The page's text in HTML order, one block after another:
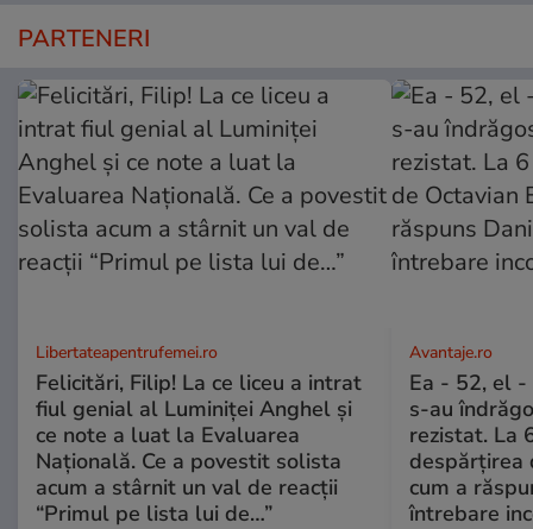
PARTENERI
Libertateapentrufemei.ro
Felicitări, Filip! La ce liceu a intrat
fiul genial al Luminiței Anghel și
ce note a luat la Evaluarea
Națională. Ce a povestit solista
acum a stârnit un val de reacții
“Primul pe lista lui de…”
Avantaje.ro
Ea - 52, el -
s-au
rezistat. La
despărțirea
cum a
întrebare